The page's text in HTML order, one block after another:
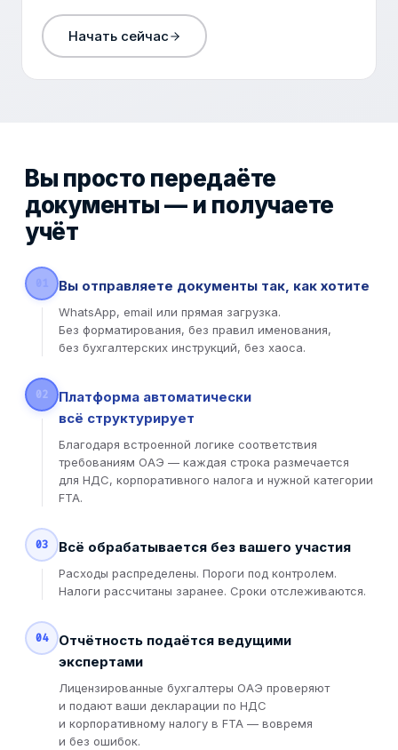
Начать сейчас
Вы просто передаёте
документы — и получаете
учёт
Вы отправляете документы так, как хотите
WhatsApp, email или прямая загрузка.
Без форматирования, без правил именования,
без бухгалтерских инструкций, без хаоса.
02
Платформа автоматически
всё структурирует
Благодаря встроенной логике соответствия
требованиям ОАЭ — каждая строка размечается
для НДС, корпоративного налога и нужной категории
FTA.
03 Всё обрабатывается без вашего участия
Расходы распределены. Пороги под контролем.
Налоги рассчитаны заранее. Сроки отслеживаются.
04
Отчётность подаётся ведущими
экспертами
Лицензированные бухгалтеры ОАЭ проверяют
и подают ваши декларации по НДС
и корпоративному налогу в FTA — вовремя
и без ошибок.